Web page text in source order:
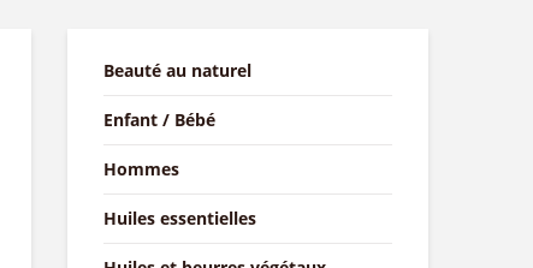
Beauté au naturel
Enfant / Bébé
Hommes
Huiles essentielles